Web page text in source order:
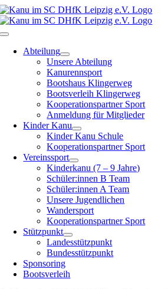
Zum
Inhalt
springen
Toggle
NavigationAbteilung
Unsere Abteilung
Kanurennsport
Bootshaus Klingerweg
Bootsverleih Klingerweg
Kooperationspartner Sport
Anmeldung für Mitglieder
Kinder Kanu
Kinder Kanu Schule
Kooperationspartner Sport
Vereinssport
Kinderkanu (7 – 9 Jahre)
Schüler:innen B Team
Schüler:innen A Team
Unsere Jugendlichen
Wandersport
Kooperationspartner Sport
Stützpunkt
Landesstützpunkt
Bundesstützpunkt
Sponsoring
Bootsverleih